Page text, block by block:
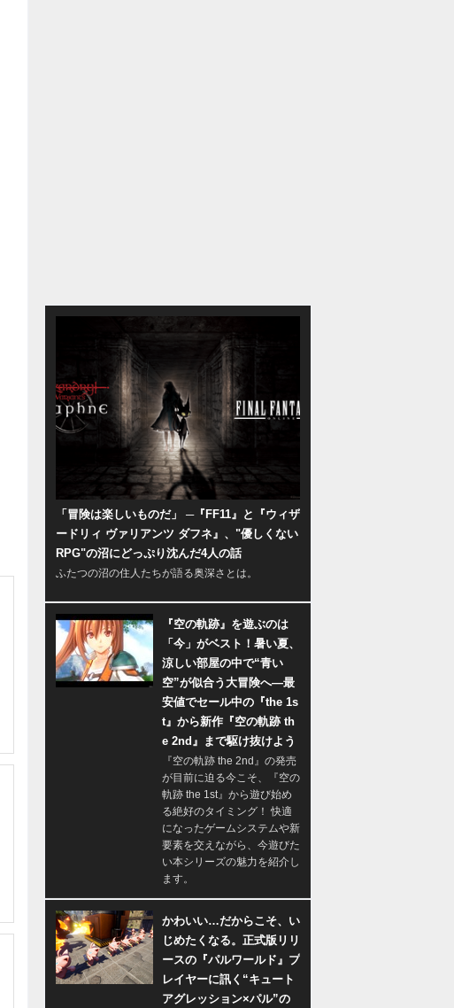
「冒険は楽しいものだ」 ─『FF11』と『ウィザ
ードリィ ヴァリアンツ ダフネ』、"優しくない
RPG"の沼にどっぷり沈んだ4人の話
ふたつの沼の住人たちが語る奥深さとは。
『空の軌跡』を遊ぶのは
「今」がベスト！暑い夏、
涼しい部屋の中で“青い
空”が似合う大冒険へ―最
安値でセール中の『the 1s
t』から新作『空の軌跡 th
e 2nd』まで駆け抜けよう
『空の軌跡 the 2nd』の発売
が目前に迫る今こそ、『空の
軌跡 the 1st』から遊び始め
る絶好のタイミング！ 快適
になったゲームシステムや新
要素を交えながら、今遊びた
い本シリーズの魅力を紹介し
ます。
かわいい…だからこそ、い
じめたくなる。正式版リリ
ースの『パルワールド』プ
レイヤーに訊く“キュート
アグレッション×パル”の